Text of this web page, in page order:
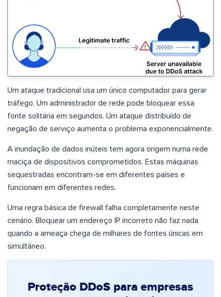
Um ataque tradicional usa um único computador para gerar
tráfego. Um administrador de rede pode bloquear essa
fonte solitária em segundos. Um ataque distribuído de
negação de serviço aumenta o problema exponencialmente.
A inundação de dados inúteis tem agora origem numa rede
maciça de dispositivos comprometidos. Estas máquinas
sequestradas encontram-se em diferentes países e
funcionam em diferentes redes.
Uma regra básica de firewall falha completamente neste
cenário. Bloquear um endereço IP incorreto não faz nada
quando a ameaça chega de milhares de fontes únicas em
simultâneo.
Proteção DDoS para empresas